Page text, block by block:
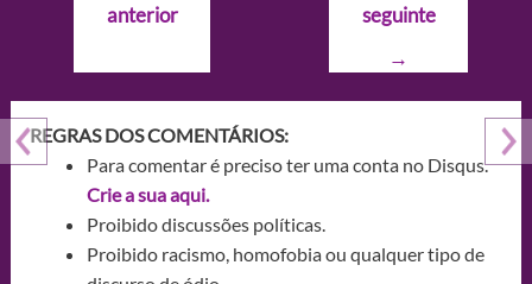
Postanterior
seguinte
→
REGRAS DOS COMENTÁRIOS:
Para comentar é preciso ter uma conta no Disqus.
Crie a sua aqui.
Proibido discussões políticas.
Proibido racismo, homofobia ou qualquer tipo de